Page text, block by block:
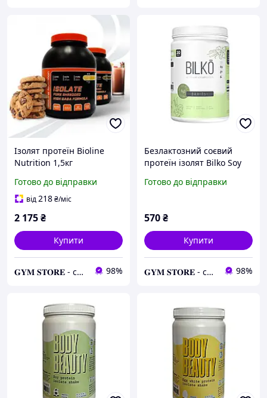
Ізолят протеїн Bioline
Nutrition 1,5кг
Готово до відправки
від218₴/міс
2 175₴
Купити
𝐆𝐘𝐌 𝐒𝐓𝐎𝐑𝐄 - спортивні добавки 98%
Безлактозний соєвий
протеїн ізолят Bilko Soy
Готово до відправки
570₴
Купити
𝐆𝐘𝐌 𝐒𝐓𝐎𝐑𝐄 - спортивні добавки 98%